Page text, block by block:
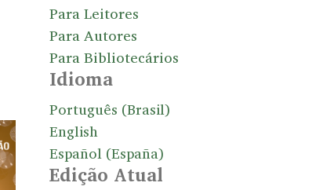
Para Leitores
Para Autores
Para Bibliotecários
Idioma
Português (Brasil)
English
Español (España)
Edição Atual